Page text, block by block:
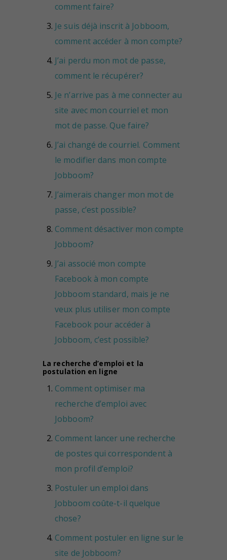
comment faire?
Je suis déjà inscrit à Jobboom,
comment accéder à mon compte?
J’ai perdu mon mot de passe,
comment le récupérer?
Je n’arrive pas à me connecter au
site avec mon courriel et mon
mot de passe. Que faire?
J’ai changé de courriel. Comment
le modifier dans mon compte
Jobboom?
J’aimerais changer mon mot de
passe, c’est possible?
Comment désactiver mon compte
Jobboom?
J’ai associé mon compte
Facebook à mon compte
Jobboom standard, mais je ne
veux plus utiliser mon compte
Facebook pour accéder à
Jobboom, c’est possible?
La recherche d’emploi et la
postulation en ligne
Comment optimiser ma
recherche d’emploi avec
Jobboom?
Comment lancer une recherche
de postes qui correspondent à
mon profil d’emploi?
Postuler un emploi dans
Jobboom coûte-t-il quelque
chose?
Comment postuler en ligne sur le
site de Jobboom?